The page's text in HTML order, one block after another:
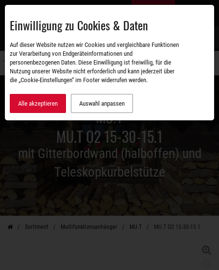
Zum
MU.T
MU.T O2 15-30-15.1
mit Gitterbordwand (halboffen) und
Teleskopkurbelstütze
Sortiment Multifunktionsanhänger MU.T MU.T O2 15-30-15.1
Einwilligung zu Cookies & Daten
Auf dieser Website nutzen wir Cookies und vergleichbare Funktionen
zur Verarbeitung von Endgeräteinformationen und
personenbezogenen Daten. Diese Einwilligung ist freiwillig, für die
Nutzung unserer Website nicht erforderlich und kann jederzeit über
die „Cookie-Einstellungen“ im Footer widerrufen werden.
Alle akzeptieren Auswahl anpassen